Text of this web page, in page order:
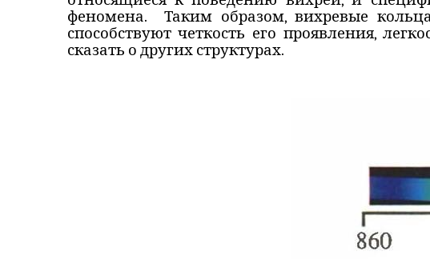
феномена.
Таким образом, вихревые
способствуют четкость его проявления,
сказать о других структурах.